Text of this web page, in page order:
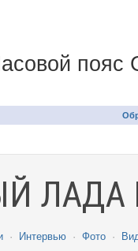
пояс
ЛАДА
· Интервью · Фото ·